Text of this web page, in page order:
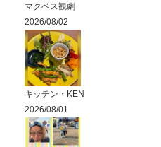
マクベス観劇
2026/08/02
キッチン・KEN
2026/08/01